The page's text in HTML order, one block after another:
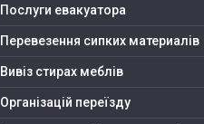
Послуги евакуатора
Перевезення сипких материалів
Вивіз стирах меблів
Організацій переїзду